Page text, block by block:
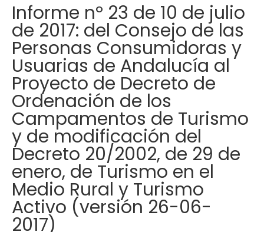
Informe nº 23 de 10 de julio
de 2017: del Consejo de las
Personas Consumidoras y
Usuarias de Andalucía al
Proyecto de Decreto de
Ordenación de los
Campamentos de Turismo
y de modificación del
Decreto 20/2002, de 29 de
enero, de Turismo en el
Medio Rural y Turismo
Activo (versión 26-06-
2017)